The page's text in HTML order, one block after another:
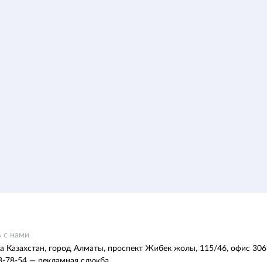
с нами
Казахстан, город Алматы, проспект Жибек жолы, 115/46, офис 306